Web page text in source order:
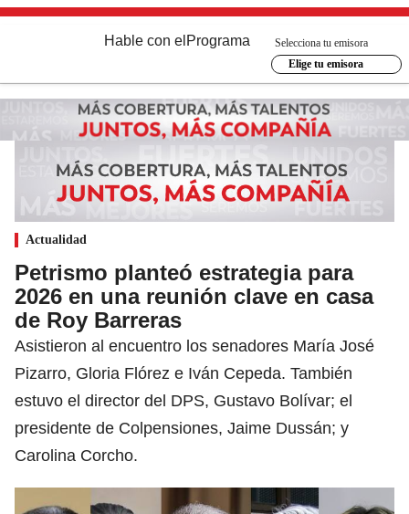
Hable con el Programa
Selecciona tu emisora
Elige tu emisora
Actualidad
Petrismo planteó estrategia para
2026 en una reunión clave en casa
de Roy Barreras
Asistieron al encuentro los senadores María José
Pizarro, Gloria Flórez e Iván Cepeda. También
estuvo el director del DPS, Gustavo Bolívar; el
presidente de Colpensiones, Jaime Dussán; y
Carolina Corcho.